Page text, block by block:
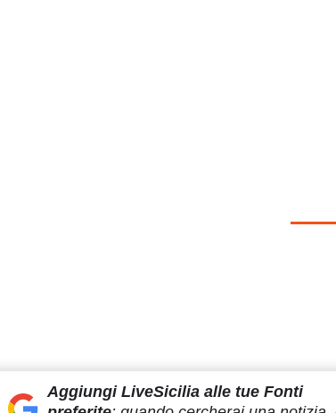
Aggiungi LiveSiciliaalle tue Fonti